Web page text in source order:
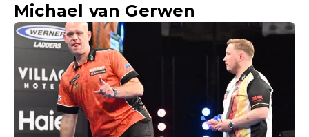
Michael van Gerwen